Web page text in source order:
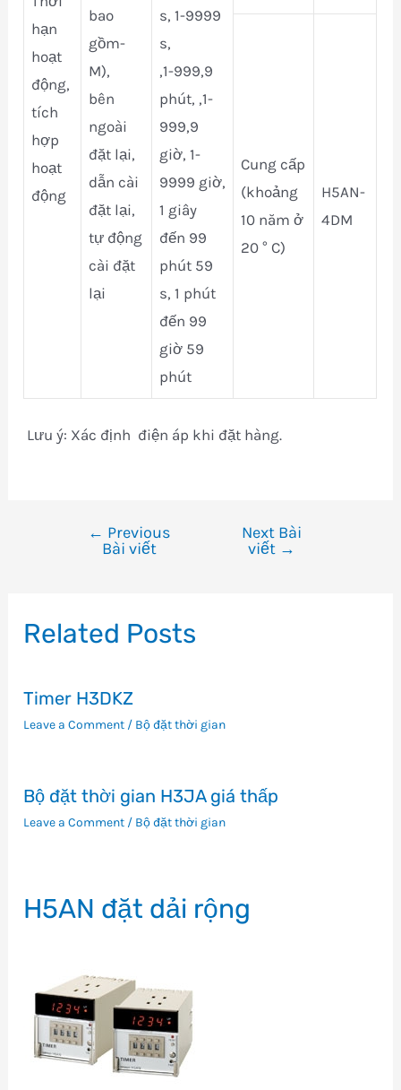
hạn
hoạt
động,
tích
hợp
hoạt
động
bao
gồm-
M),
bên
ngoài
đặt lại,
dẫn cài
đặt lại,
tự động
cài đặt
lại
s, 1-9999
s,
,1-999,9
phút, ,1-
999,9
giờ, 1-
9999 giờ,
1 giây
đến 99
phút 59
s, 1 phút
đến 99
giờ 59
phút
Cung cấp
(khoảng
10 năm ở
20 ° C)
H5AN-
4DM
Lưu ý: Xác định điện áp khi đặt hàng.
viết
← Previous
Bài viết
Next Bài
viết →
Related Posts
Timer H3DKZ
Leave a Comment / Bộ đặt thời gian
Bộ đặt thời gian H3JA giá thấp
Leave a Comment / Bộ đặt thời gian
H5AN đặt dải rộng